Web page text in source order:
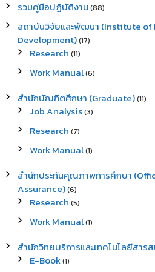
รวมคู่มือปฏิบัติงาน (88)
สถาบันวิจัยและพัฒนา (Institute of
Development)(17)
Research (11)
Work Manual(6)
สำนักบัณฑิตศึกษา (Graduate)(11)
Job Analysis(3)
Research (7)
Work Manual(1)
สำนักประกันคุณภาพการศึกษา
Assurance)(6)
Research (5)
Work Manual(1)
สำนักวิทยบริการและเทคโนโลยีสาร
E-Book(1)